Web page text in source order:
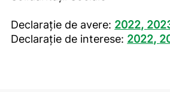
Declarație de avere: 2022,
Declarație de interese: 2022,